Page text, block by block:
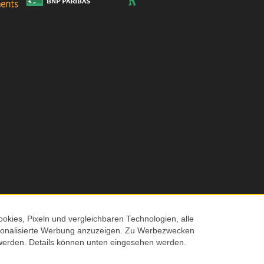
© 2026 Screenmaxx
Pixeln und vergleichbaren Technologien, alle
Werbung anzuzeigen. Zu Werbezwecken
Details können unten eingesehen werden.